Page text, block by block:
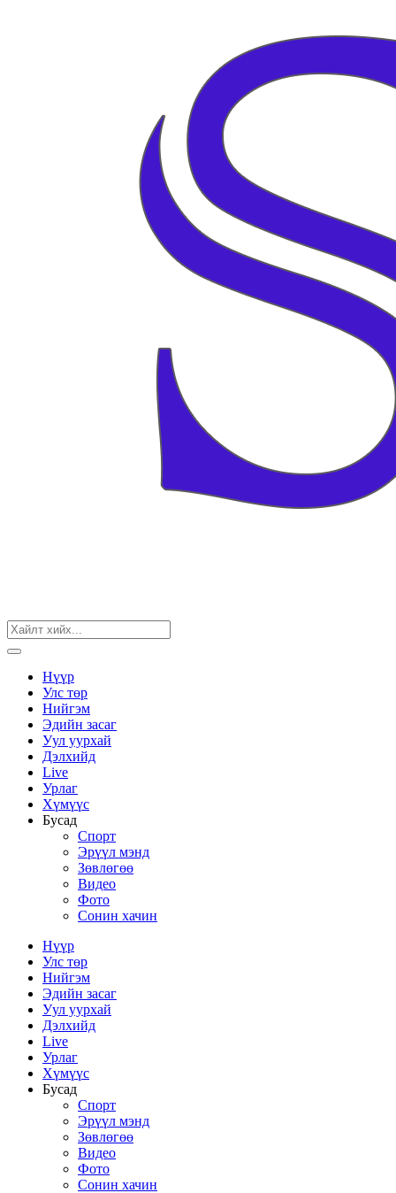
Нүүр
Улс төр
Нийгэм
Эдийн засаг
Уул уурхай
Дэлхийд
Live
Урлаг
Хүмүүс
Бусад
Спорт
Эрүүл мэнд
Зөвлөгөө
Видео
Фото
Сонин хачин
Нүүр
Улс төр
Нийгэм
Эдийн засаг
Уул уурхай
Дэлхийд
Live
Урлаг
Хүмүүс
Бусад
Спорт
Эрүүл мэнд
Зөвлөгөө
Видео
Фото
Сонин хачин